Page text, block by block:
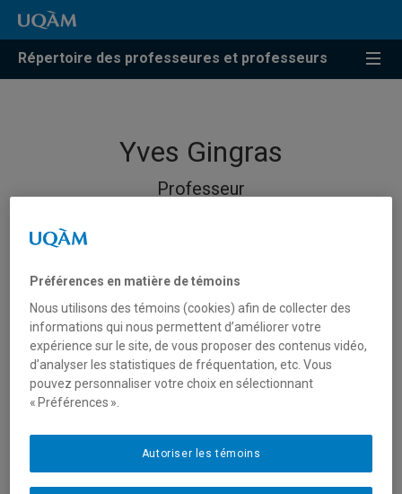
Répertoire des professeures et professeurs
Yves Gingras
Professeur
Préférences en matière de témoins
Nous utilisons des témoins (cookies) afin de collecter des
informations qui nous permettent d’améliorer votre
expérience sur le site, de vous proposer des contenus vidéo,
d’analyser les statistiques de fréquentation, etc. Vous
pouvez personnaliser votre choix en sélectionnant
« Préférences ».
Autoriser les témoins